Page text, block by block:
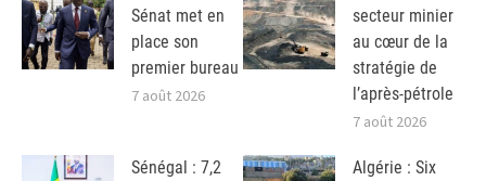
Sénat met en
place son
premier bureau
7 août 2026
secteur minier
au cœur de la
stratégie de
l’après-pétrole
7 août 2026
Sénégal : 7,2
Algérie : Six